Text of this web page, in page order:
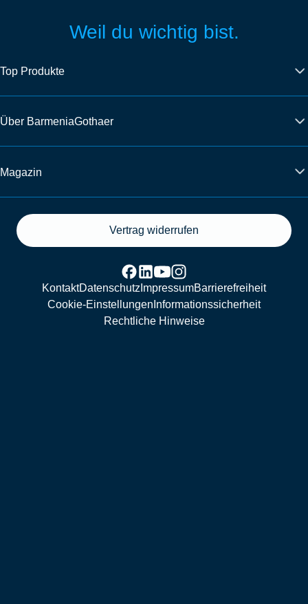
Weil du wichtig bist.
Top Produkte
Über BarmeniaGothaer
Magazin
Vertrag widerrufen
KontaktDatenschutz ImpressumBarrierefreiheit
Cookie-Einstellungen Informationssicherheit
Rechtliche Hinweise